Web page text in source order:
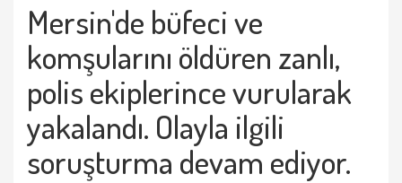
Mersin'de büfeci ve
komşularını öldüren zanlı,
polis ekiplerince vurularak
yakalandı. Olayla ilgili
soruşturma devam ediyor.